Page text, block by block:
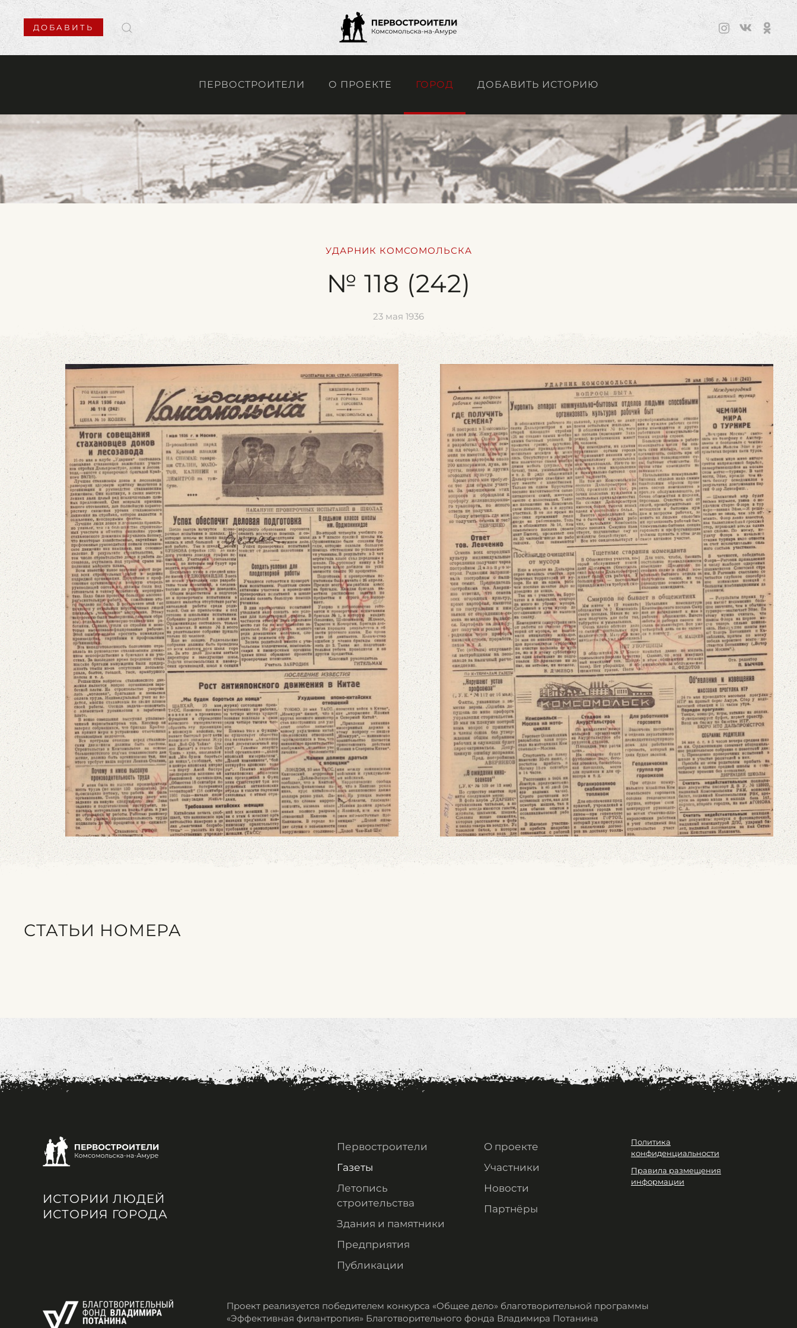
ДОБАВИТЬ
ПЕРВОСТРОИТЕЛИ О ПРОЕКТЕ ГОРОД ДОБАВИТЬ ИСТОРИЮ
УДАРНИК КОМСОМОЛЬСКА
№ 118 (242)
23 мая 1936
СТАТЬИ НОМЕРА
ИСТОРИИ ЛЮДЕЙ
ИСТОРИЯ ГОРОДА
Первостроители
Газеты
Летопись
строительства
Здания и памятники
Предприятия
Публикации
О проекте
Участники
Новости
Партнёры
Политика
конфиденциальности
Правила размещения
информации
Проект реализуется победителем конкурса «Общее дело» благотворительной программы
«Эффективная филантропия» Благотворительного фонда Владимира Потанина